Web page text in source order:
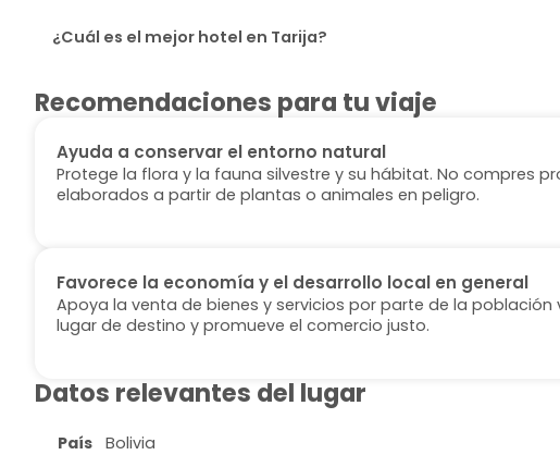
¿Cuál es el mejor hotel en Tarija?
Recomendaciones para tu viaje
Ayuda a conservar el entorno natural
Protege la flora y la fauna silvestre y su hábitat. No compres
elaborados a partir de plantas o animales en peligro.
Favorece la economía y el desarrollo local en general
Apoya la venta de bienes y servicios por parte de la población
lugar de destino y promueve el comercio justo.
Datos relevantes del lugar
País Bolivia